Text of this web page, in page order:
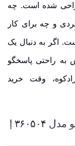
شده است. چه
و چه برای کار
اگر به دنبال یک
به راحتی پاسخگو
وقت خرید
بررسی کامل ویژگی های کفش هامتو مدل ۳۶۰۵۰۴ |